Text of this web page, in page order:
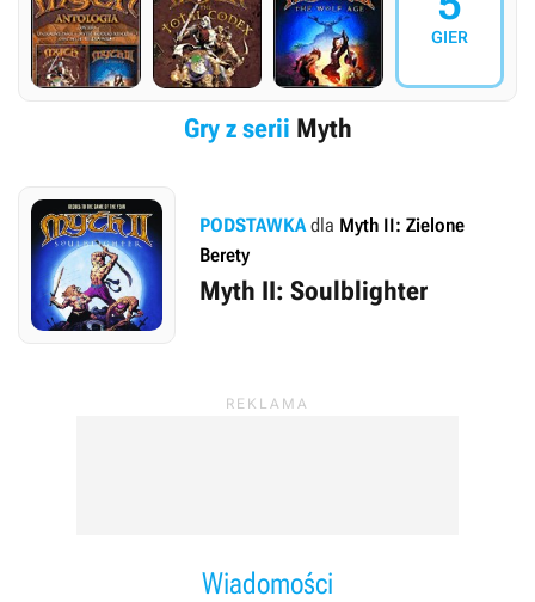
GIER
Gry z serii Myth
PODSTAWKAdla Myth II: Zielone
Berety
Myth II: Soulblighter
Wiadomości